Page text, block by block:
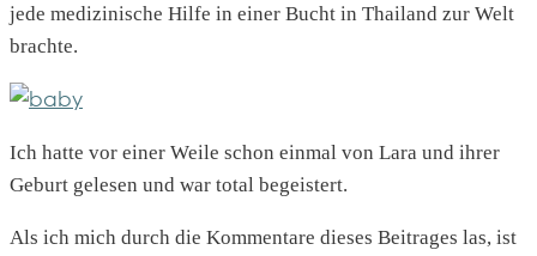
jede medizinische Hilfe in einer Bucht in Thailand zur Welt
brachte.
Ich hatte vor einer Weile schon einmal von Lara und ihrer
Geburt gelesen und war total begeistert.
Als ich mich durch die Kommentare dieses Beitrages las, ist